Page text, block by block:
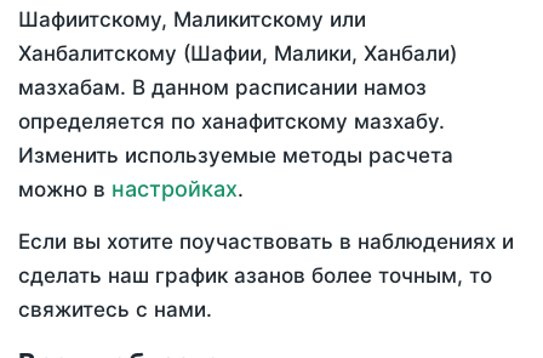
Шафиитскому, Маликитскому или
Ханбалитскому (Шафии, Малики, Ханбали)
мазхабам. В данном расписании намоз
определяется по ханафитскому мазхабу.
Изменить используемые методы расчета
можно в настройках.
Если вы хотите поучаствовать в наблюдениях и
сделать наш график азанов более точным, то
свяжитесь с нами.